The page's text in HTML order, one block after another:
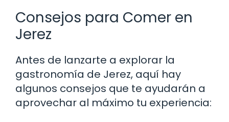
Consejos para Comer en
Jerez
Antes de lanzarte a explorar la
gastronomía de Jerez, aquí hay
algunos consejos que te ayudarán a
aprovechar al máximo tu experiencia: